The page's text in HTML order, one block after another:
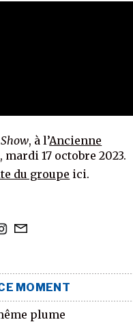
, à l’Ancienne
, mardi 17 octobre 2023.
du groupe ici.
MOMENT
plume